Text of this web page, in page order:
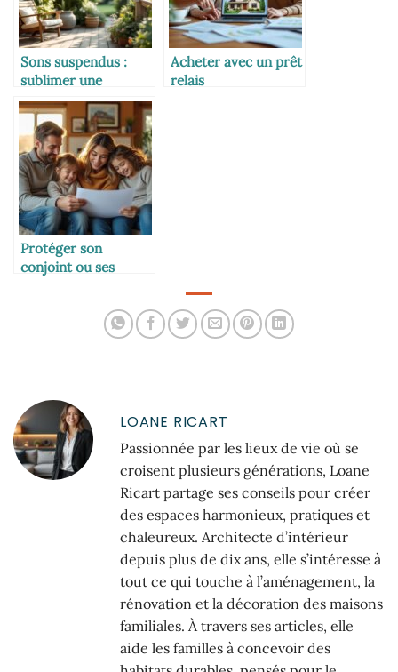
Sons suspendus :
sublimer une
véranda ou un patio
avec un carillon à
vent
Acheter avec un prêt
relais
Protéger son
conjoint ou ses
LOANE RICART
Passionnée par les lieux de vie où se
croisent plusieurs générations, Loane
Ricart partage ses conseils pour créer
des espaces harmonieux, pratiques et
chaleureux. Architecte d’intérieur
depuis plus de dix ans, elle s’intéresse à
tout ce qui touche à l’aménagement, la
rénovation et la décoration des maisons
familiales. À travers ses articles, elle
aide les familles à concevoir des